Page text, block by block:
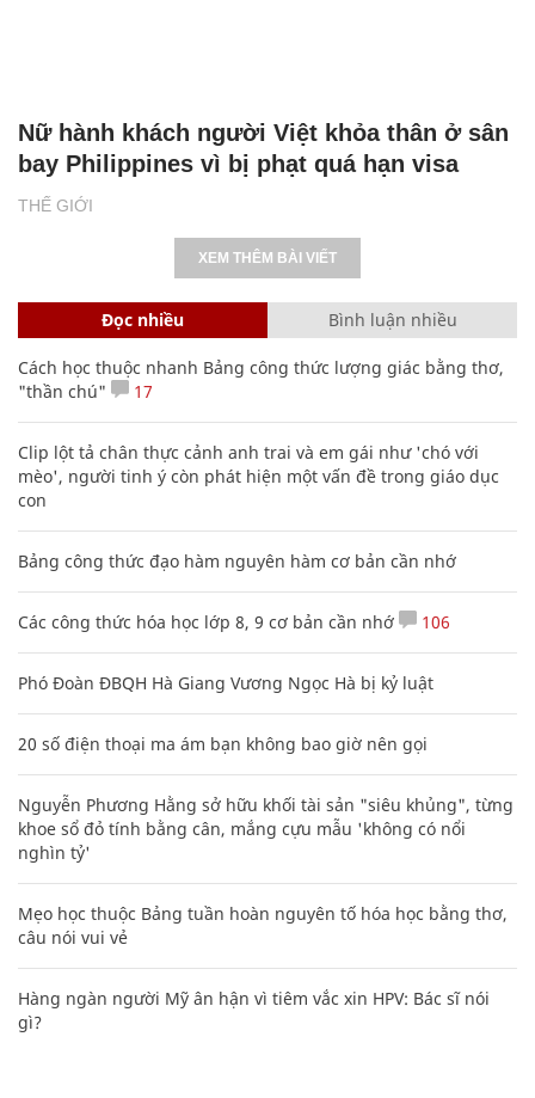
THẾ GIỚI
Nữ hành khách người Việt khỏa thân ở sân
bay Philippines vì bị phạt quá hạn visa
XEM THÊM BÀI VIẾT
Đọc nhiều Bình luận nhiều
Cách học thuộc nhanh Bảng công thức lượng giác bằng thơ,
"thần chú"
17
Clip lột tả chân thực cảnh anh trai và em gái như 'chó với
mèo', người tinh ý còn phát hiện một vấn đề trong giáo dục
con
Bảng công thức đạo hàm nguyên hàm cơ bản cần nhớ
Các công thức hóa học lớp 8, 9 cơ bản cần nhớ 106
Phó Đoàn ĐBQH Hà Giang Vương Ngọc Hà bị kỷ luật
20 số điện thoại ma ám bạn không bao giờ nên gọi
Nguyễn Phương Hằng sở hữu khối tài sản "siêu khủng", từng
khoe sổ đỏ tính bằng cân, mắng cựu mẫu 'không có nổi
nghìn tỷ'
Mẹo học thuộc Bảng tuần hoàn nguyên tố hóa học bằng thơ,
câu nói vui vẻ
Hàng ngàn người Mỹ ân hận vì tiêm vắc xin HPV: Bác sĩ nói
gì?